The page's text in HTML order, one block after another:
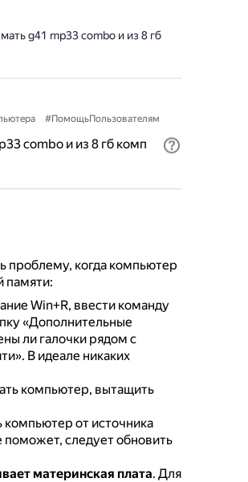
g41 mp33 combo и из 8 гб
#ПомощьПользователям
combo и из 8 гб комп
проблему, когда компьютер
памяти:
Win+R, ввести команду
«Дополнительные
ли галочки рядом с
В идеале никаких
компьютер, вытащить
от источника
поможет, следует обновить
материнская плата. Для